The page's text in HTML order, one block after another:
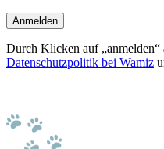
Anmelden
Durch Klicken auf „anmelden“
Datenschutzpolitik bei Wamiz